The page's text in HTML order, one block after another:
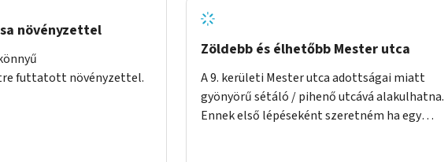
növényzettel
futtatott növényzettel.
Zöldebb és élhetőbb Mester utca
A 9. kerületi Mester utca adottságai miatt
gyönyörű sétáló / pihenő utcává alakulhatna.
Ennek első lépéseként szeretném ha egy